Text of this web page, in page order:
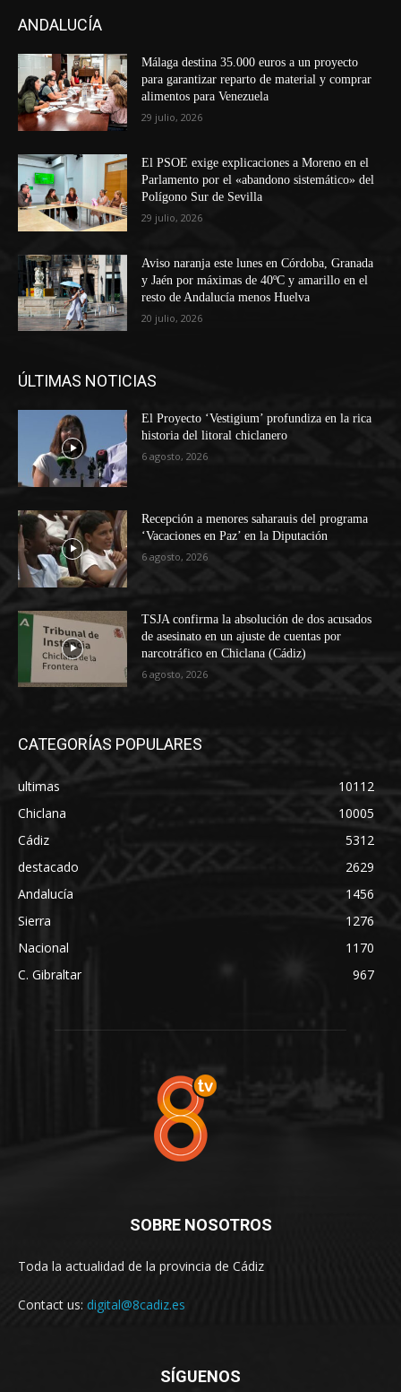
ANDALUCÍA
Málaga destina 35.000 euros a un proyecto
para garantizar reparto de material y comprar
alimentos para Venezuela
29 julio, 2026
El PSOE exige explicaciones a Moreno en el
Parlamento por el «abandono sistemático» del
Polígono Sur de Sevilla
29 julio, 2026
Aviso naranja este lunes en Córdoba, Granada
y Jaén por máximas de 40ºC y amarillo en el
resto de Andalucía menos Huelva
20 julio, 2026
ÚLTIMAS NOTICIAS
El Proyecto ‘Vestigium’ profundiza en la rica
historia del litoral chiclanero
6 agosto, 2026
Recepción a menores saharauis del programa
‘Vacaciones en Paz’ en la Diputación
6 agosto, 2026
TSJA confirma la absolución de dos acusados
de asesinato en un ajuste de cuentas por
narcotráfico en Chiclana (Cádiz)
6 agosto, 2026
CATEGORÍAS POPULARES
ultimas
10112
Chiclana
10005
Cádiz
5312
destacado
2629
Andalucía
1456
Sierra
1276
Nacional
1170
C. Gibraltar
967
SOBRE NOSOTROS
Toda la actualidad de la provincia de Cádiz
Contact us: digital@8cadiz.es
SÍGUENOS